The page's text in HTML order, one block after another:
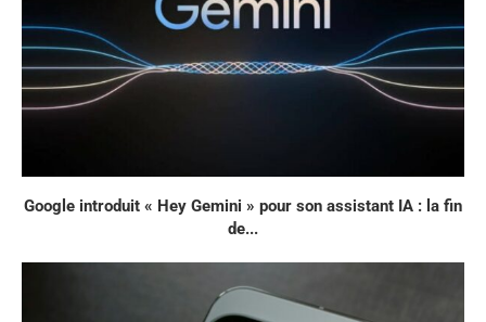
Google introduit « Hey Gemini » pour son assistant IA : la fin
de...